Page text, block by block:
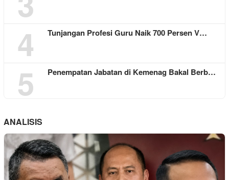
4
Tunjangan Profesi Guru Naik 700 Persen V…
5 Penempatan Jabatan di Kemenag Bakal Berb…
ANALISIS